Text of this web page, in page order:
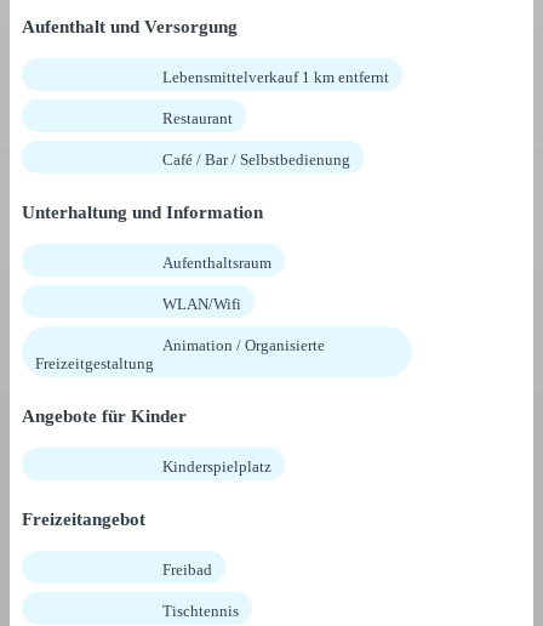
Aufenthalt und Versorgung
Lebensmittelverkauf 1 km entfernt
Restaurant
Café / Bar / Selbstbedienung
Unterhaltung und Information
Aufenthaltsraum
WLAN/Wifi
Animation / Organisierte
Freizeitgestaltung
Angebote für Kinder
Kinderspielplatz
Freizeitangebot
Freibad
Tischtennis